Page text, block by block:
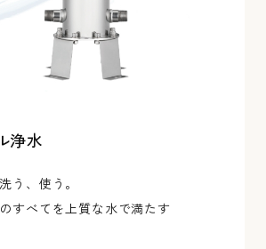
浄水
う、使う。
すべてを上質な水で満たす